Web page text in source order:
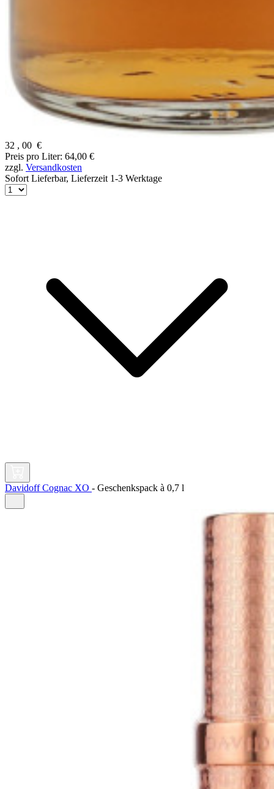
32 , 00 €
Preis pro Liter: 64,00 €
zzgl. Versandkosten
Sofort Lieferbar, Lieferzeit 1-3 Werktage
Davidoff Cognac XO - Geschenkspack à 0,7 l